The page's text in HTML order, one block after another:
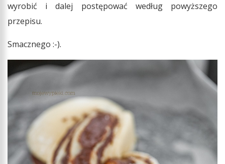
wyrobić i dalej postępować według powyższego
przepisu.
Smacznego :-).